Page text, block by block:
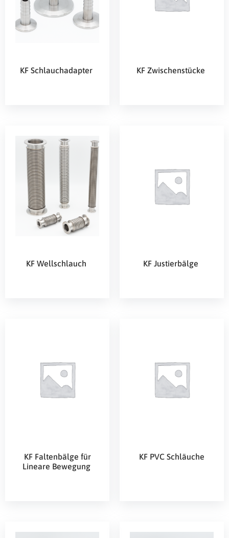
KF Schlauchadapter KF Zwischenstücke
KF Wellschlauch KF Justierbälge
KF Faltenbälge für
Lineare Bewegung
KF PVC Schläuche